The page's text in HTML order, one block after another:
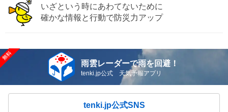
いざという時にあわてないために
確かな情報と行動で防災力アップ
雨雲レーダーで雨を回避！
tenki.jp公式 天気予報アプリ
tenki.jp公式SNS